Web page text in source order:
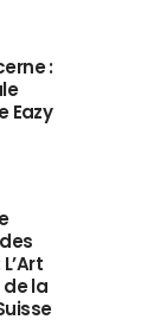
:
Eazy
de la